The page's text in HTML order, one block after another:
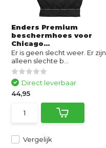
Enders Premium
beschermhoes voor
Chicago...
Er is geen slecht weer. Er zijn
alleen slechte b...
Vergelijk
Direct leverbaar
44,95